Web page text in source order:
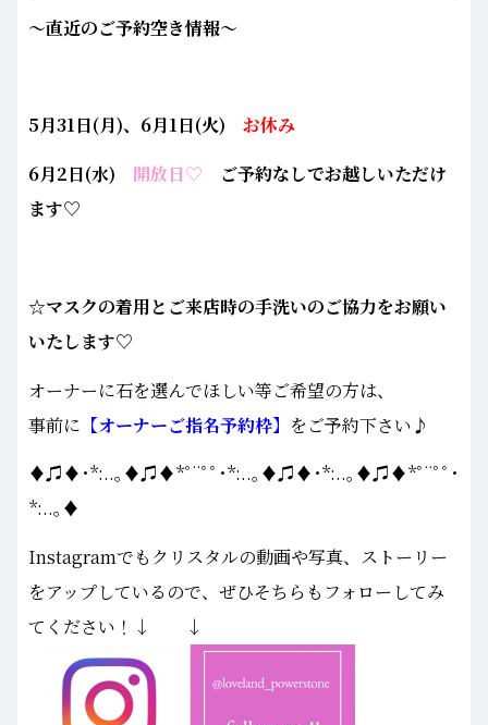
～直近のご予約空き情報～
5月31日(月)、6月1日(火)
お休み
6月2日(水) 開放日♡ ご予約なしでお越しいただけ
ます♡
☆マスクの着用とご来店時の手洗いのご協力をお願い
いたします♡
オーナーに石を選んでほしい等ご希望の方は、
事前に 【オーナーご指名予約枠】 をご予約下さい♪
♦♫♦･*:..｡♦♫♦*ﾟ¨ﾟﾟ･*:..｡♦♫♦･*:..｡♦♫♦*ﾟ¨ﾟﾟ･
*:..｡♦
Instagramでもクリスタルの動画や写真、ストーリー
をアップしているので、ぜひそちらもフォローしてみ
てください！↓ ↓